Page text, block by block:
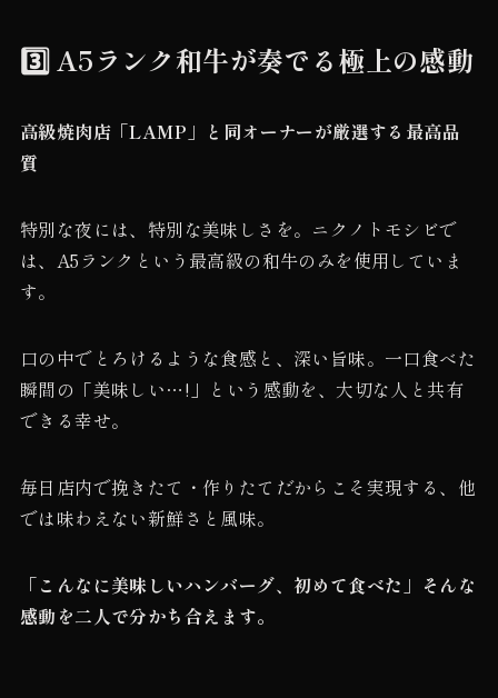
3️⃣ A5ランク和牛が奏でる極上の感動
高級焼肉店「LAMP」と同オーナーが厳選する最高品
質
特別な夜には、特別な美味しさを。ニクノトモシビで
は、A5ランクという最高級の和牛のみを使用していま
す。
口の中でとろけるような食感と、深い旨味。一口食べた
瞬間の「美味しい…!」という感動を、大切な人と共有
できる幸せ。
毎日店内で挽きたて・作りたてだからこそ実現する、他
では味わえない新鮮さと風味。
「こんなに美味しいハンバーグ、初めて食べた」そんな
感動を二人で分かち合えます。